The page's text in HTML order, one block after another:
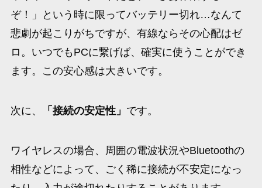
ぞ！」という時に限ってバッテリー切れ…なんて
悲劇が起こりがちですが、有線ならその心配はゼ
ロ。いつでもPCに繋げば、確実に使うことができ
ます。この安心感は大きいです。
次に、 「接続の安定性」 です。
ワイヤレスの場合、周囲の電波状況やBluetoothの
相性などによって、ごく稀に接続が不安定になっ